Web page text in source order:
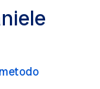
metodo